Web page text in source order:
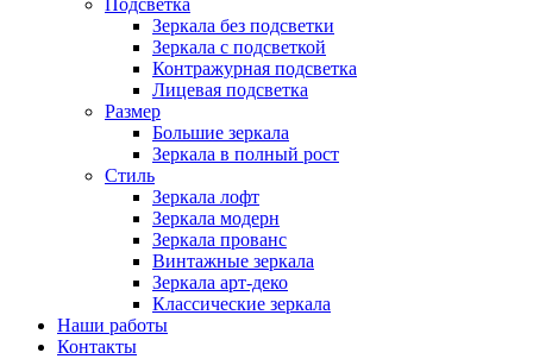
Подсветка
Зеркала без подсветки
Зеркала с подсветкой
Контражурная подсветка
Лицевая подсветка
Размер
Большие зеркала
Зеркала в полный рост
Стиль
Зеркала лофт
Зеркала модерн
Зеркала прованс
Винтажные зеркала
Зеркала арт-деко
Классические зеркала
Наши работы
Контакты